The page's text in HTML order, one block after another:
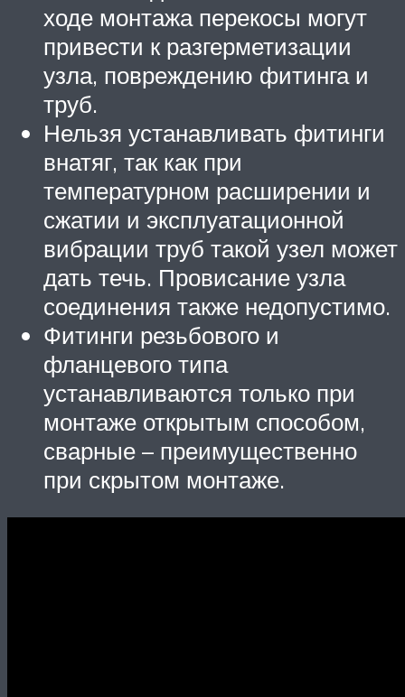
ходе монтажа перекосы могут
привести к разгерметизации
узла, повреждению фитинга и
труб.
Нельзя устанавливать фитинги
внатяг, так как при
температурном расширении и
сжатии и эксплуатационной
вибрации труб такой узел может
дать течь. Провисание узла
соединения также недопустимо.
Фитинги резьбового и
фланцевого типа
устанавливаются только при
монтаже открытым способом,
сварные – преимущественно
при скрытом монтаже.